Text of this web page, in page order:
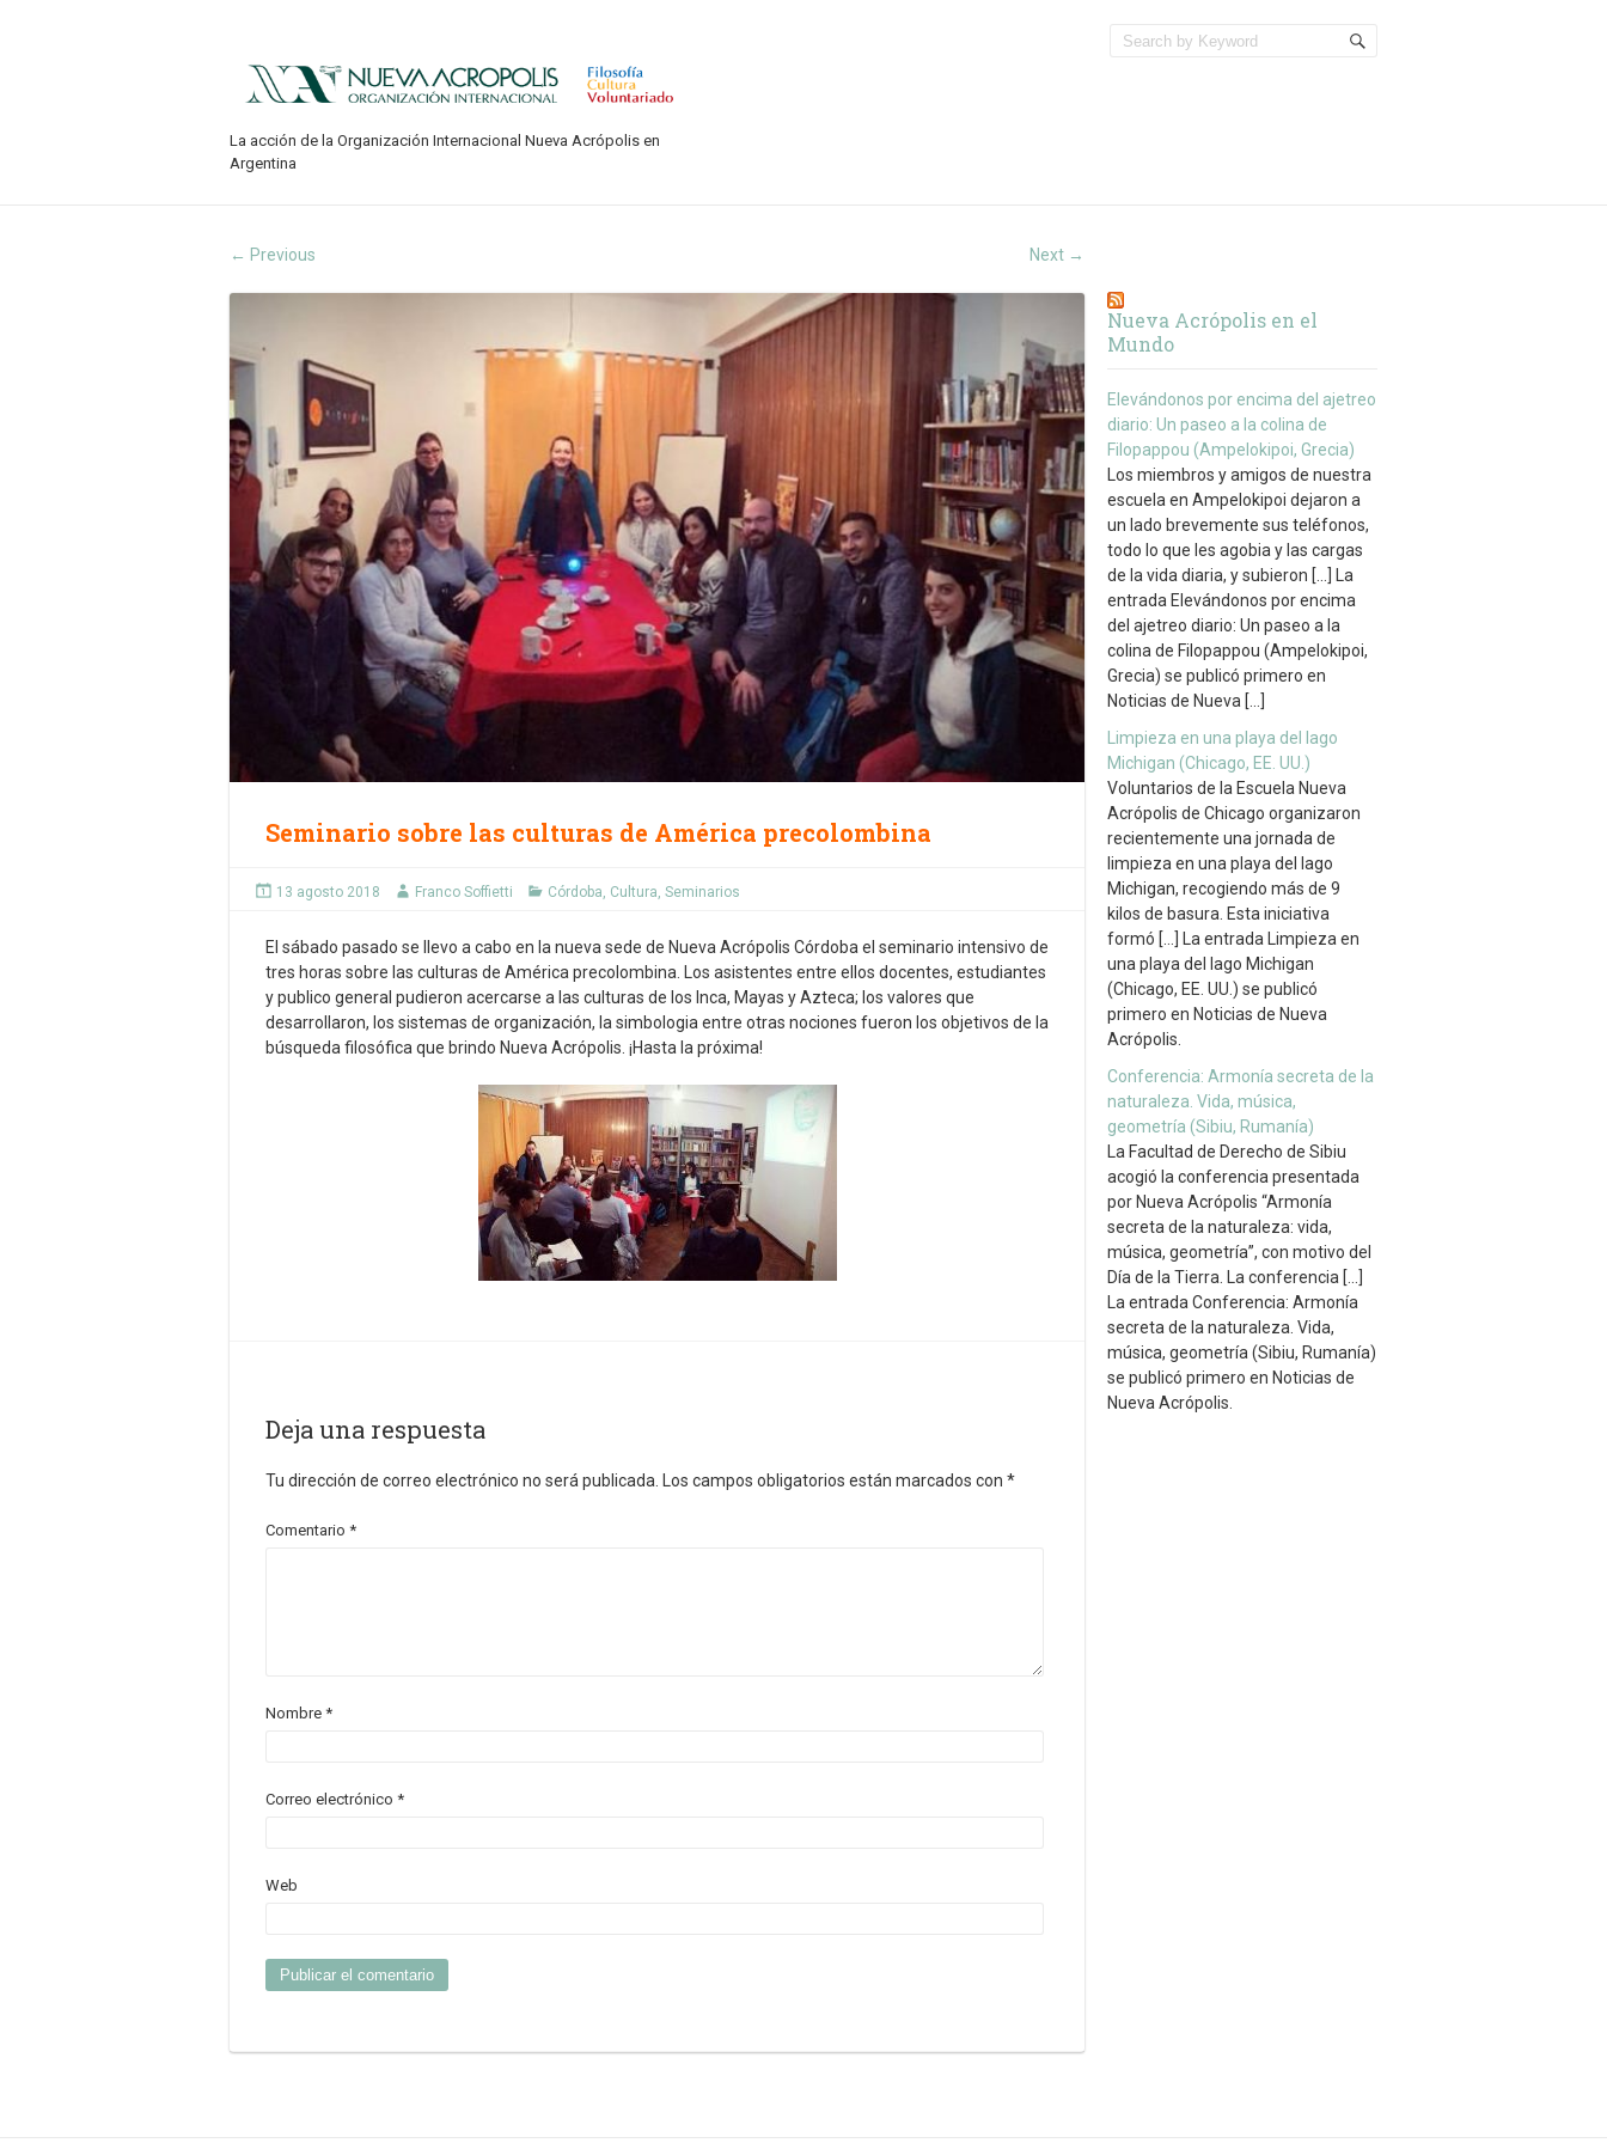
La acción de la Organización Internacional Nueva Acrópolis en
Argentina
← Previous Next →
Seminario sobre las culturas de América precolombina
13 agosto 2018 Franco Soffietti Córdoba Cultura Seminarios
El sábado pasado se llevo a cabo en la nueva sede de Nueva Acrópolis Córdoba el seminario intensivo de
tres horas sobre las culturas de América precolombina. Los asistentes entre ellos docentes, estudiantes
y publico general pudieron acercarse a las culturas de los Inca, Mayas y Azteca; los valores que
desarrollaron, los sistemas de organización, la simbologia entre otras nociones fueron los objetivos de la
búsqueda filosófica que brindo Nueva Acrópolis. ¡Hasta la próxima!
Deja una respuesta
Tu dirección de correo electrónico no será publicada. Los campos obligatorios están marcados con *
Comentario *
Nombre *
Correo electrónico *
Web
Nueva Acrópolis en el
Mundo
Elevándonos por encima del ajetreo
diario: Un paseo a la colina de
Filopappou (Ampelokipoi, Grecia)
Los miembros y amigos de nuestra
escuela en Ampelokipoi dejaron a
un lado brevemente sus teléfonos,
todo lo que les agobia y las cargas
de la vida diaria, y subieron […] La
entrada Elevándonos por encima
del ajetreo diario: Un paseo a la
colina de Filopappou (Ampelokipoi,
Grecia) se publicó primero en
Noticias de Nueva […]
Limpieza en una playa del lago
Michigan (Chicago, EE. UU.)
Voluntarios de la Escuela Nueva
Acrópolis de Chicago organizaron
recientemente una jornada de
limpieza en una playa del lago
Michigan, recogiendo más de 9
kilos de basura. Esta iniciativa
formó […] La entrada Limpieza en
una playa del lago Michigan
(Chicago, EE. UU.) se publicó
primero en Noticias de Nueva
Acrópolis.
Conferencia: Armonía secreta de la
naturaleza. Vida, música,
geometría (Sibiu, Rumanía)
La Facultad de Derecho de Sibiu
acogió la conferencia presentada
por Nueva Acrópolis “Armonía
secreta de la naturaleza: vida,
música, geometría”, con motivo del
Día de la Tierra. La conferencia […]
La entrada Conferencia: Armonía
secreta de la naturaleza. Vida,
música, geometría (Sibiu, Rumanía)
se publicó primero en Noticias de
Nueva Acrópolis.